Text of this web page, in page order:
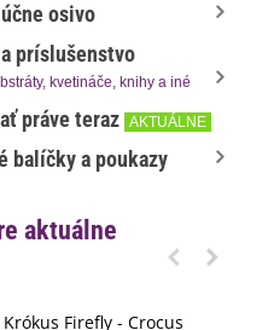
osivo
príslušenstvo
kvetináče, knihy a iné
práve teraz AKTUÁLNE
balíčky a poukazy
aktuálne
Krókus Firefly - Crocus